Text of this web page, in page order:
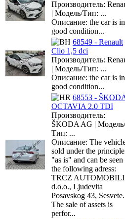
Производитель:
| Модель/Тип: ...
Описание: the car is in
good condition...
68549 - Renault
Clio 1,5 dci
Производитель:
| Модель/Тип: ...
Описание: the car is in
good condition...
68553 -
OCTAVIA 2.0 TDI
Производитель:
ŠKODA AG | Модель/
Тип: ...
Описание: The
sold under the
"as is" and can be seen
the following adress:
TRCZ AUTOMOBILI
d.o.o., Ljudevita
Posavskog 43, Sesvete.
The sale of assets is
perfor...